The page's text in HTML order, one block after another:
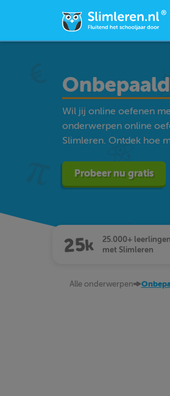
Wil jij online oefenen
onderwerpen online
Slimleren. Ontdek hoe
Probeer nu gratis
25.000+
met Slimleren
Alle onderwerpen